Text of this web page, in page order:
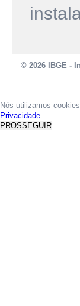
© 2026 IBGE -
Nós utilizamos
Privacidade.
PROSSEGUIR